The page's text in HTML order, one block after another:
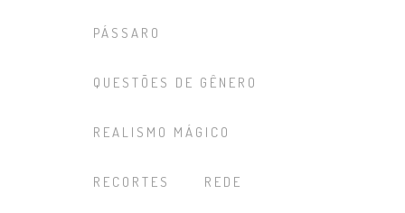
PÁSSARO
QUESTÕES DE GÊNERO
REALISMO MÁGICO
RECORTES REDE